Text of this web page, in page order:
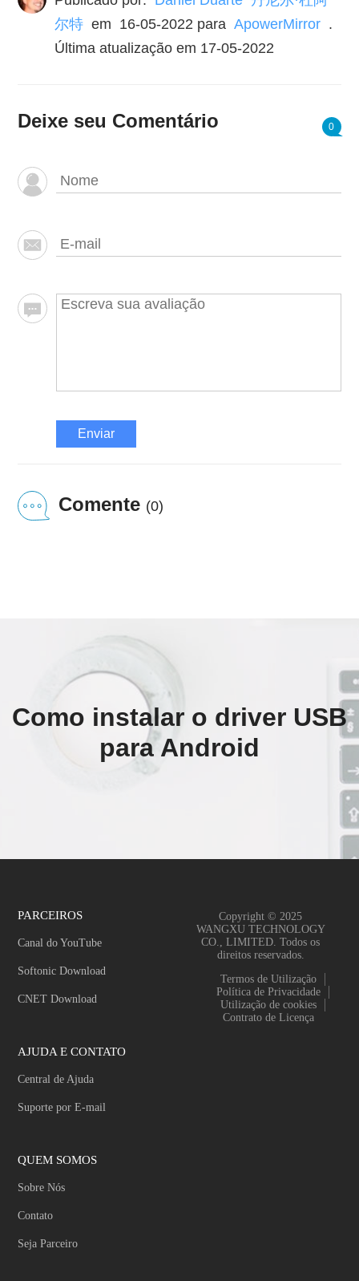
尔特 em 16-05-2022 para ApowerMirror .
Última atualização em 17-05-2022
Deixe seu Comentário 0
Enviar
Comente (0)
Como instalar o driver USB
para Android
PARCEIROS
Canal do YouTube
Softonic Download
CNET Download
AJUDA E CONTATO
Central de Ajuda
Suporte por E-mail
QUEM SOMOS
Sobre Nós
Contato
Seja Parceiro
Copyright © 2025
WANGXU TECHNOLOGY
CO., LIMITED. Todos os
direitos reservados.
Termos de Utilização
Política de Privacidade
Utilização de cookies
Contrato de Licença